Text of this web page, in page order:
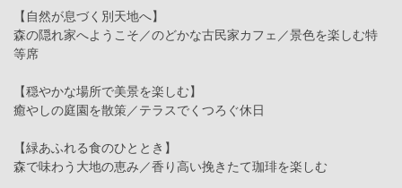
【自然が息づく別天地へ】
森の隠れ家へようこそ／のどかな古民家カフェ／景色を楽しむ特
等席
【穏やかな場所で美景を楽しむ】
癒やしの庭園を散策／テラスでくつろぐ休日
【緑あふれる食のひととき】
森で味わう大地の恵み／香り高い挽きたて珈琲を楽しむ